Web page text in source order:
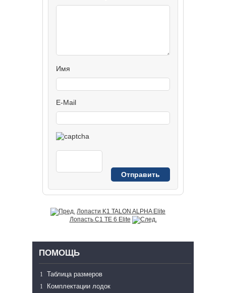
Имя
E-Mail
Лопасти K1 TALON ALPHA Elite
Лопасть C1 TE 6 Elite
ПОМОЩЬ
Таблица размеров
Комплектации лодок